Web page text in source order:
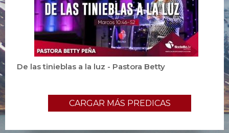
De las tinieblas a la luz - Pastora Betty
CARGAR MÁS PREDICAS